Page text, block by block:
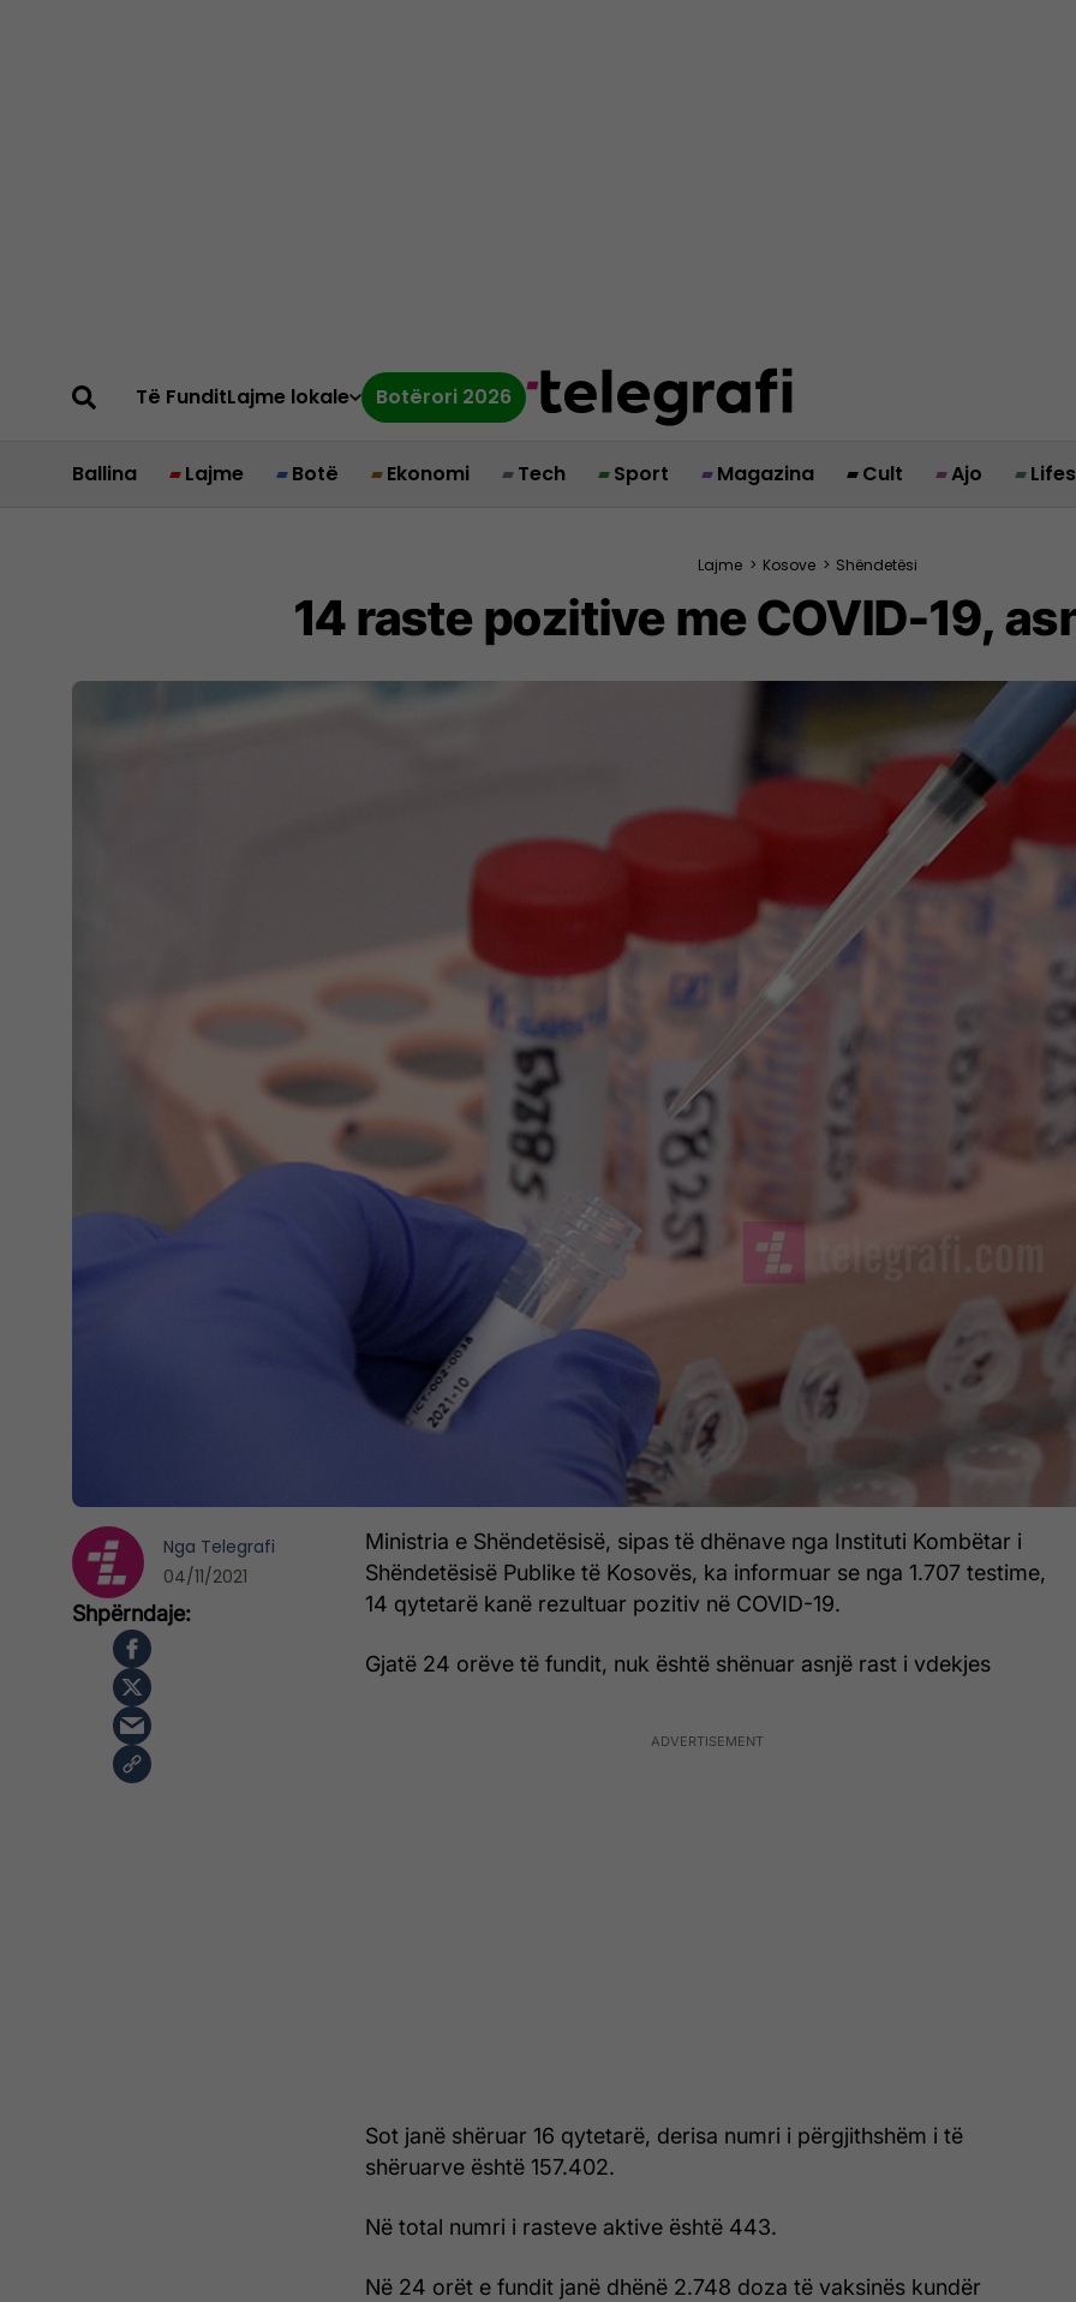
Të FunditLajme lokale Botërori 2026
Ballina Lajme Botë Ekonomi Tech Sport Magazina Cult Ajo
Lajme > Kosove > Shëndetësi
14 raste pozitive me COVID-19,
Ministria e Shëndetësisë, sipas të dhënave nga Instituti Kombëtar i
Shëndetësisë Publike të Kosovës, ka informuar se nga 1.707 testime,
14 qytetarë kanë rezultuar pozitiv në COVID-19.
Gjatë 24 orëve të fundit, nuk është shënuar asnjë rast i vdekjes
Sot janë shëruar 16 qytetarë, derisa numri i përgjithshëm i të
shëruarve është 157.402.
Në total numri i rasteve aktive është 443.
Në 24 orët e fundit janë dhënë 2.748 doza të vaksinës kundër
Nga Telegrafi
04/11/2021